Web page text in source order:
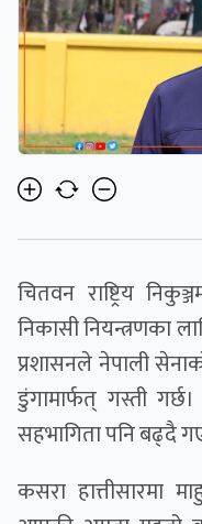
चितवन राष्ट्रिय
निकासी नियन्त्रणका
प्रशासनले नेपाली
डुंगामार्फत् गस्ती
सहभागिता पनि बढ्दै
कसरा हात्तीसारमा